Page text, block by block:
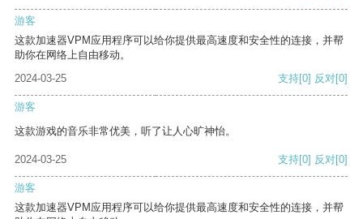
游客
这款加速器VPM应用程序可以给你提供最高速度和安全性的连接，并帮
助你在网络上自由移动。
2024-03-25
支持[0] 反对[0]
游客
这款游戏的音乐非常优美，听了让人心旷神怡。
2024-03-25 支持[0] 反对[0]
游客
这款加速器VPM应用程序可以给你提供最高速度和安全性的连接，并帮